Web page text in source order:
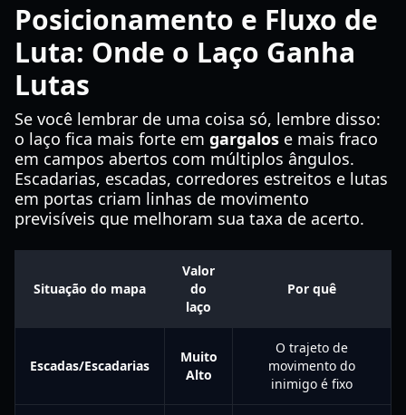
Posicionamento e Fluxo de
Luta: Onde o Laço Ganha
Lutas
Se você lembrar de uma coisa só, lembre disso:
o laço fica mais forte em gargalos e mais fraco
em campos abertos com múltiplos ângulos.
Escadarias, escadas, corredores estreitos e lutas
em portas criam linhas de movimento
previsíveis que melhoram sua taxa de acerto.
Situação do mapa
Valor
do
laço
Por quê
Escadas/Escadarias
Muito
Alto
O trajeto de
movimento do
inimigo é fixo